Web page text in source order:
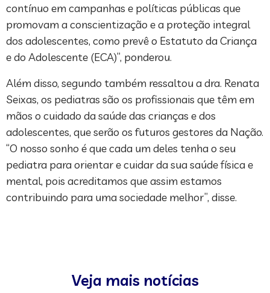
contínuo em campanhas e políticas públicas que
promovam a conscientização e a proteção integral
dos adolescentes, como prevê o Estatuto da Criança
e do Adolescente (ECA)”, ponderou.
Além disso, segundo também ressaltou a dra. Renata
Seixas, os pediatras são os profissionais que têm em
mãos o cuidado da saúde das crianças e dos
adolescentes, que serão os futuros gestores da Nação.
“O nosso sonho é que cada um deles tenha o seu
pediatra para orientar e cuidar da sua saúde física e
mental, pois acreditamos que assim estamos
contribuindo para uma sociedade melhor”, disse.
Veja mais notícias